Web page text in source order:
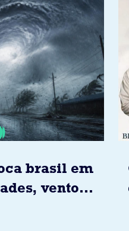
brasil em
ventos